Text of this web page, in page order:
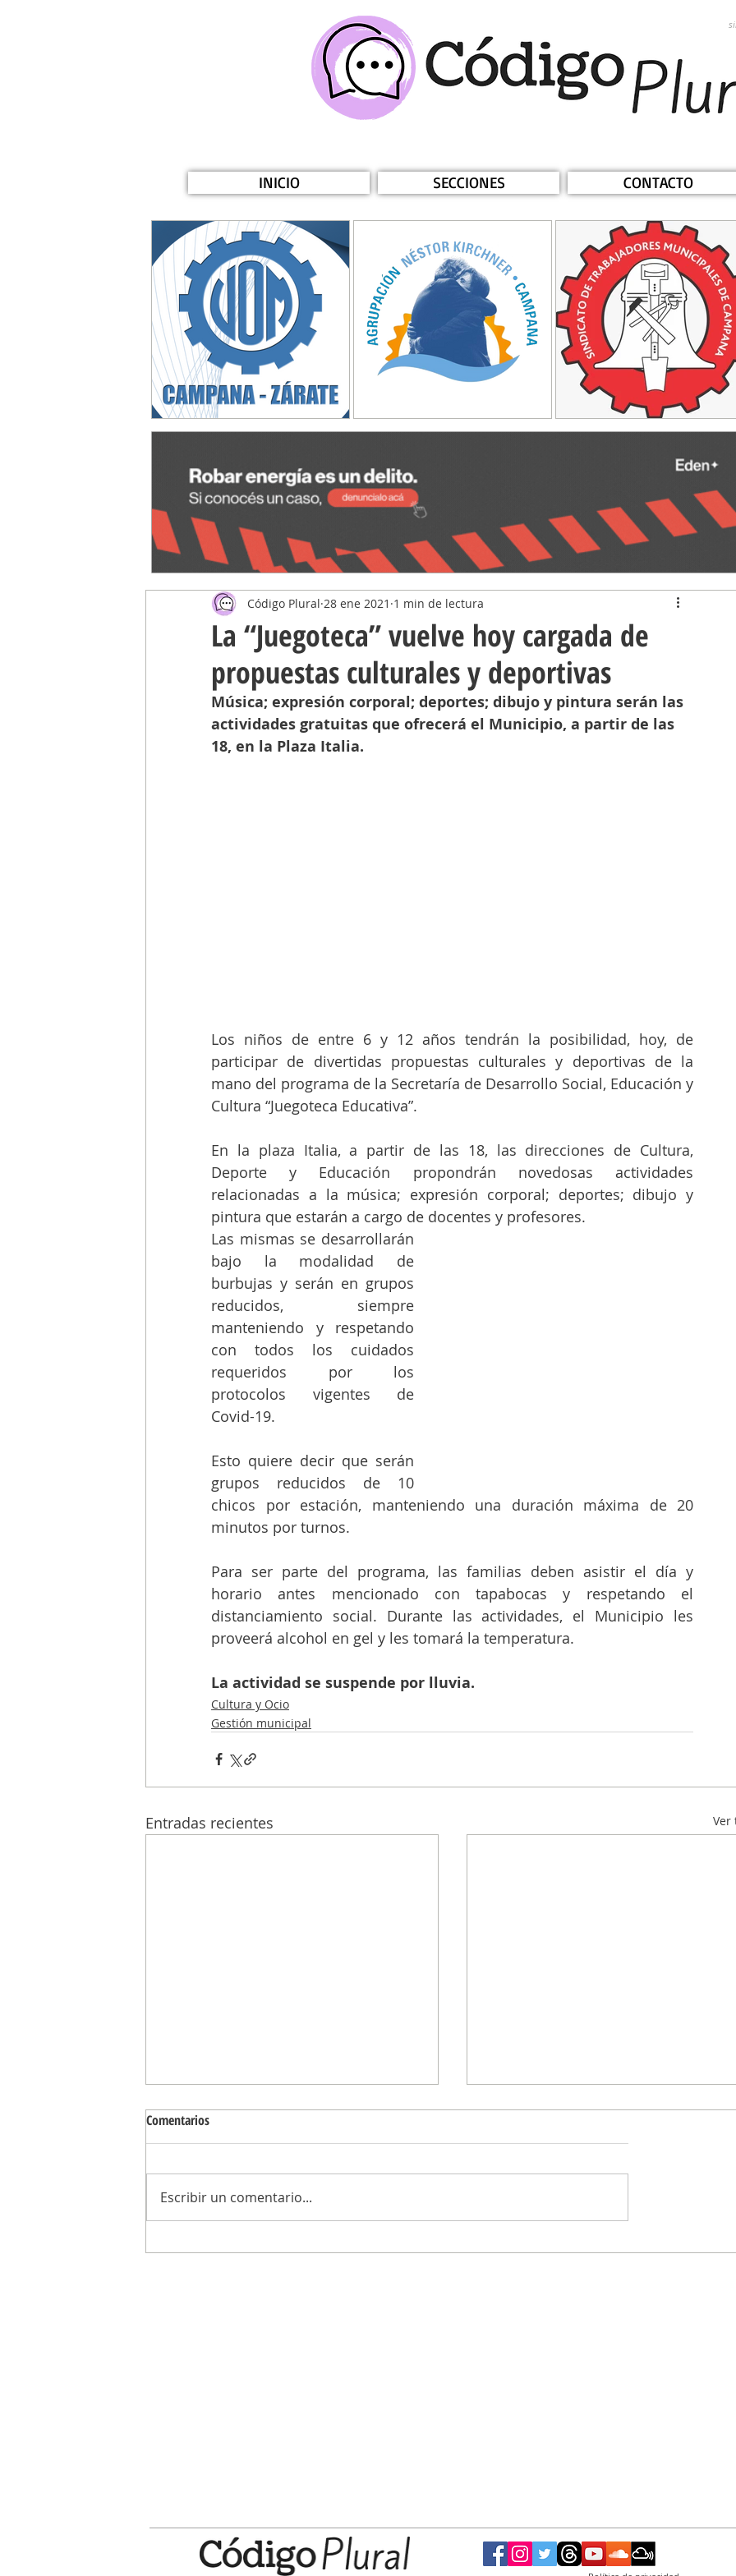
INICIO SECCIONES CONTACTO
La “Juegoteca” vuelve hoy cargada de
propuestas culturales y deportivas
Código Plural 28 ene 2021 1 min de lectura
Música; expresión corporal; deportes; dibujo y pintura serán las
actividades gratuitas que ofrecerá el Municipio, a partir de las
18, en la Plaza Italia.
Los niños de entre 6 y 12 años tendrán la posibilidad, hoy, de
participar de divertidas propuestas culturales y deportivas de la
mano del programa de la Secretaría de Desarrollo Social, Educación y
Cultura “Juegoteca Educativa”.
En la plaza Italia, a partir de las 18, las direcciones de Cultura,
Deporte y Educación propondrán novedosas actividades
relacionadas a la música; expresión corporal; deportes; dibujo y
pintura que estarán a cargo de docentes y profesores.
Las mismas se desarrollarán
bajo la modalidad de
burbujas y serán en grupos
reducidos, siempre
manteniendo y respetando
con todos los cuidados
requeridos por los
protocolos vigentes de
Covid-19.
Esto quiere decir que serán
grupos reducidos de 10
chicos por estación, manteniendo una duración máxima de 20
minutos por turnos.
Para ser parte del programa, las familias deben asistir el día y
horario antes mencionado con tapabocas y respetando el
distanciamiento social. Durante las actividades, el Municipio les
proveerá alcohol en gel y les tomará la temperatura.
La actividad se suspende por lluvia.
Cultura y Ocio
Gestión municipal
Entradas recientes Ver
Comentarios
Escribir un comentario...